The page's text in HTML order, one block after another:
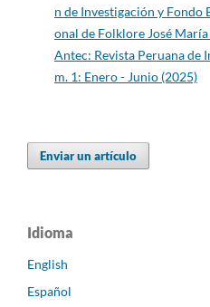
n de Investigación y
onal de Folklore José
Antec: Revista Peruana de
m. 1: Enero - Junio (2025)
Enviar un artículo
Idioma
English
Español